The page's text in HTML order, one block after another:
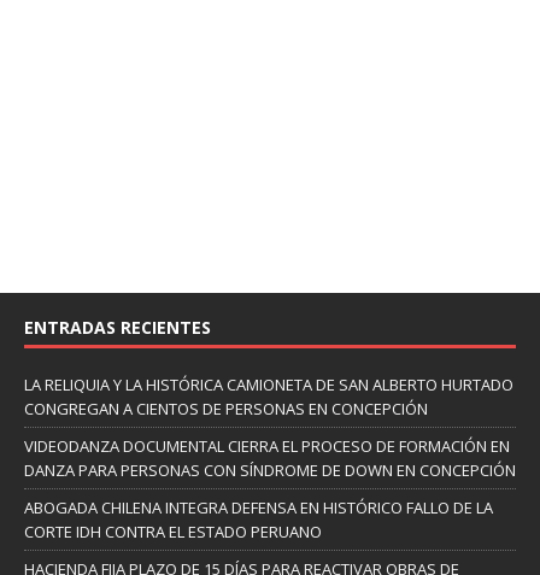
ENTRADAS RECIENTES
LA RELIQUIA Y LA HISTÓRICA CAMIONETA DE SAN ALBERTO HURTADO
CONGREGAN A CIENTOS DE PERSONAS EN CONCEPCIÓN
VIDEODANZA DOCUMENTAL CIERRA EL PROCESO DE FORMACIÓN EN
DANZA PARA PERSONAS CON SÍNDROME DE DOWN EN CONCEPCIÓN
ABOGADA CHILENA INTEGRA DEFENSA EN HISTÓRICO FALLO DE LA
CORTE IDH CONTRA EL ESTADO PERUANO
HACIENDA FIJA PLAZO DE 15 DÍAS PARA REACTIVAR OBRAS DE